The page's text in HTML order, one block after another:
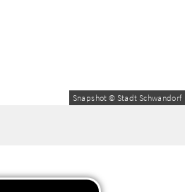
Snapshot © Stadt Schwandorf